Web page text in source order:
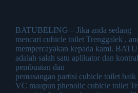
BATUBELING – Jika anda sedang
mencari cubicle toilet Trenggalek ,
mempercayakan kepada kami.
adalah salah satu aplikator dan
pembuatan dan
pemasangan partisi cubicle toilet
VC maupun phenolic cubicle toilet